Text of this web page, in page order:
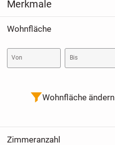
Merkmale
Wohnfläche
Von Bis
Wohnfläche ändern
Zimmeranzahl